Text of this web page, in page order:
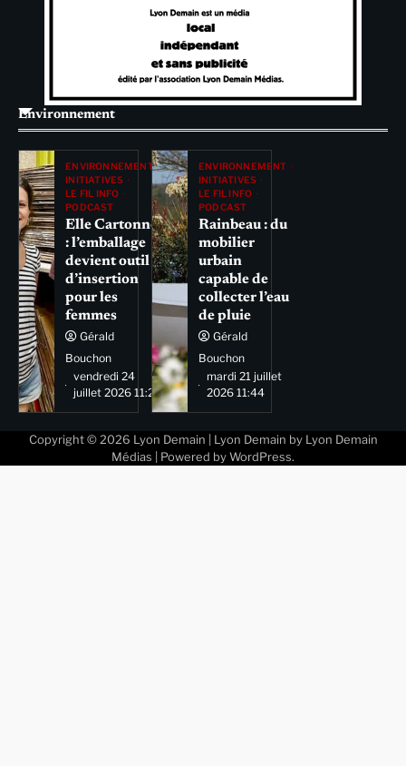
Environnement
ENVIRONNEMENT
INITIATIVES
LE FIL INFO
PODCAST
Elle Cartonne
: l’emballage
devient outil
d’insertion
pour les
femmes
Gérald
Bouchon
vendredi 24
juillet 2026 11:29
ENVIRONNEMENT
INITIATIVES
LE FIL INFO
PODCAST
Rainbeau : du
mobilier
urbain
capable de
collecter l’eau
de pluie
Gérald
Bouchon
mardi 21 juillet
2026 11:44
Copyright © 2026 Lyon Demain | Lyon Demain by Lyon Demain
Médias | Powered by WordPress.